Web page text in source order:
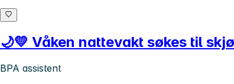
🌙💛 Våken nattevakt søkes til
BPA assistent